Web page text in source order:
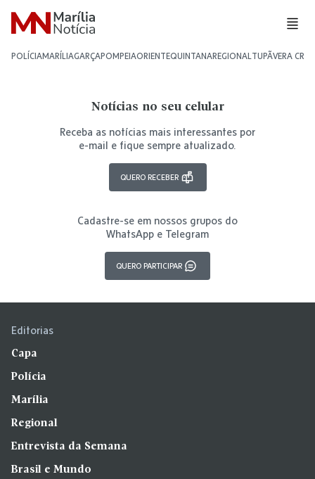
POLÍCIAMARÍLIAGARÇAPOMPEIAORIENTEQUINTANAREGIONALTUPÃVERA CRUZ
Notícias no seu celular
Receba as notícias mais interessantes por
e-mail e fique sempre atualizado.
QUERO RECEBER
Cadastre-se em nossos grupos do
WhatsApp e Telegram
QUERO PARTICIPAR
Editorias
Capa
Polícia
Marília
Regional
Entrevista da Semana
Brasil e Mundo